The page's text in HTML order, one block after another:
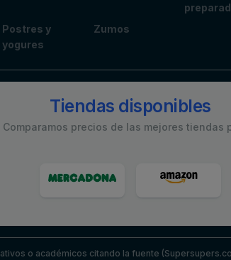
Postres y
yogures
Zumos
Tiendas disponibles
Comparamos precios de las mejores tiendas
o académicos citando la fuente